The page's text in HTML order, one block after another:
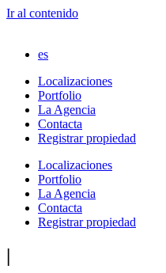
Ir al contenido
es
Localizaciones
Portfolio
La Agencia
Contacta
Registrar propiedad
Localizaciones
Portfolio
La Agencia
Contacta
Registrar propiedad
|